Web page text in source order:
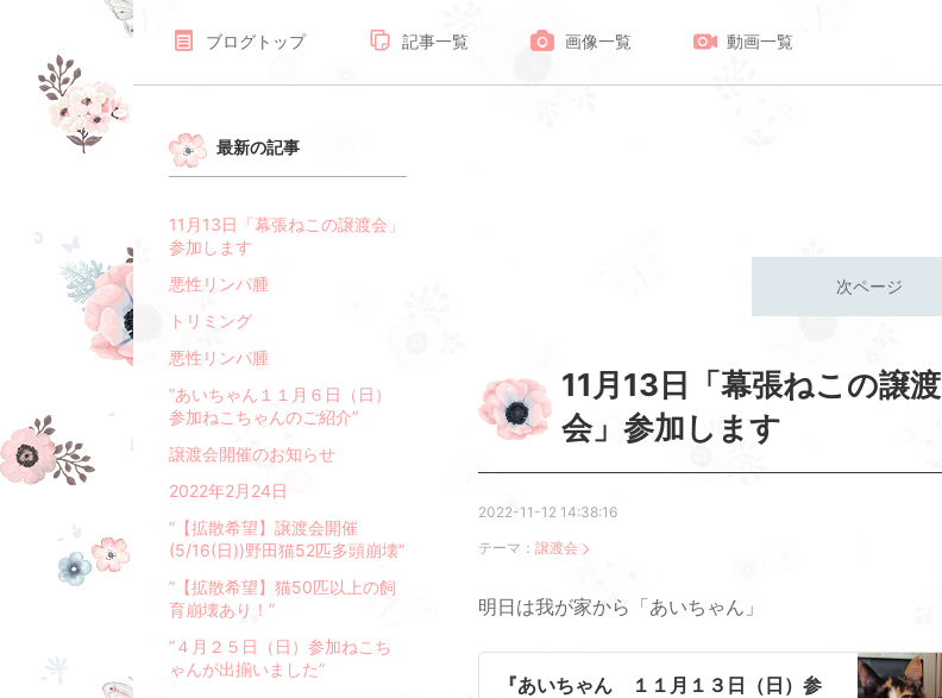
ブログトップ 記事一覧 画像一覧 動画一覧
次ページ
11月13日「幕張ねこの譲渡
会」参加します
2022-11-12 14:38:16
テーマ： 譲渡会
明日は我が家から「あいちゃん」
『あいちゃん １１月１３日（日）参
最新の記事
11月13日「幕張ねこの譲渡会」
参加します
悪性リンパ腫
トリミング
悪性リンパ腫
”あいちゃん１１月６日（日）
参加ねこちゃんのご紹介”
譲渡会開催のお知らせ
2022年2月24日
”【拡散希望】譲渡会開催
(5/16(日))野田猫52匹多頭崩壊”
”【拡散希望】猫50匹以上の飼
育崩壊あり！”
”４月２５日（日）参加ねこち
ゃんが出揃いました”